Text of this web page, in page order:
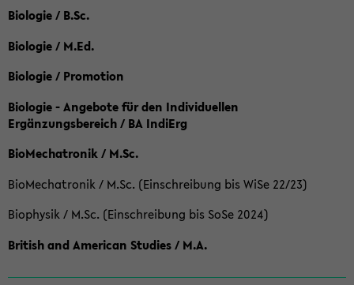
Biologie / B.Sc.
Biologie / M.Ed.
Biologie / Promotion
Biologie - Angebote für den Individuellen
Ergänzungsbereich / BA IndiErg
BioMechatronik / M.Sc.
BioMechatronik / M.Sc. (Einschreibung bis WiSe 22/23)
Biophysik / M.Sc. (Einschreibung bis SoSe 2024)
British and American Studies / M.A.